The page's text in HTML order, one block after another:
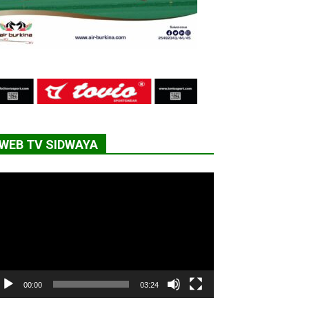
TV SIDWAYA
00:00 03:24